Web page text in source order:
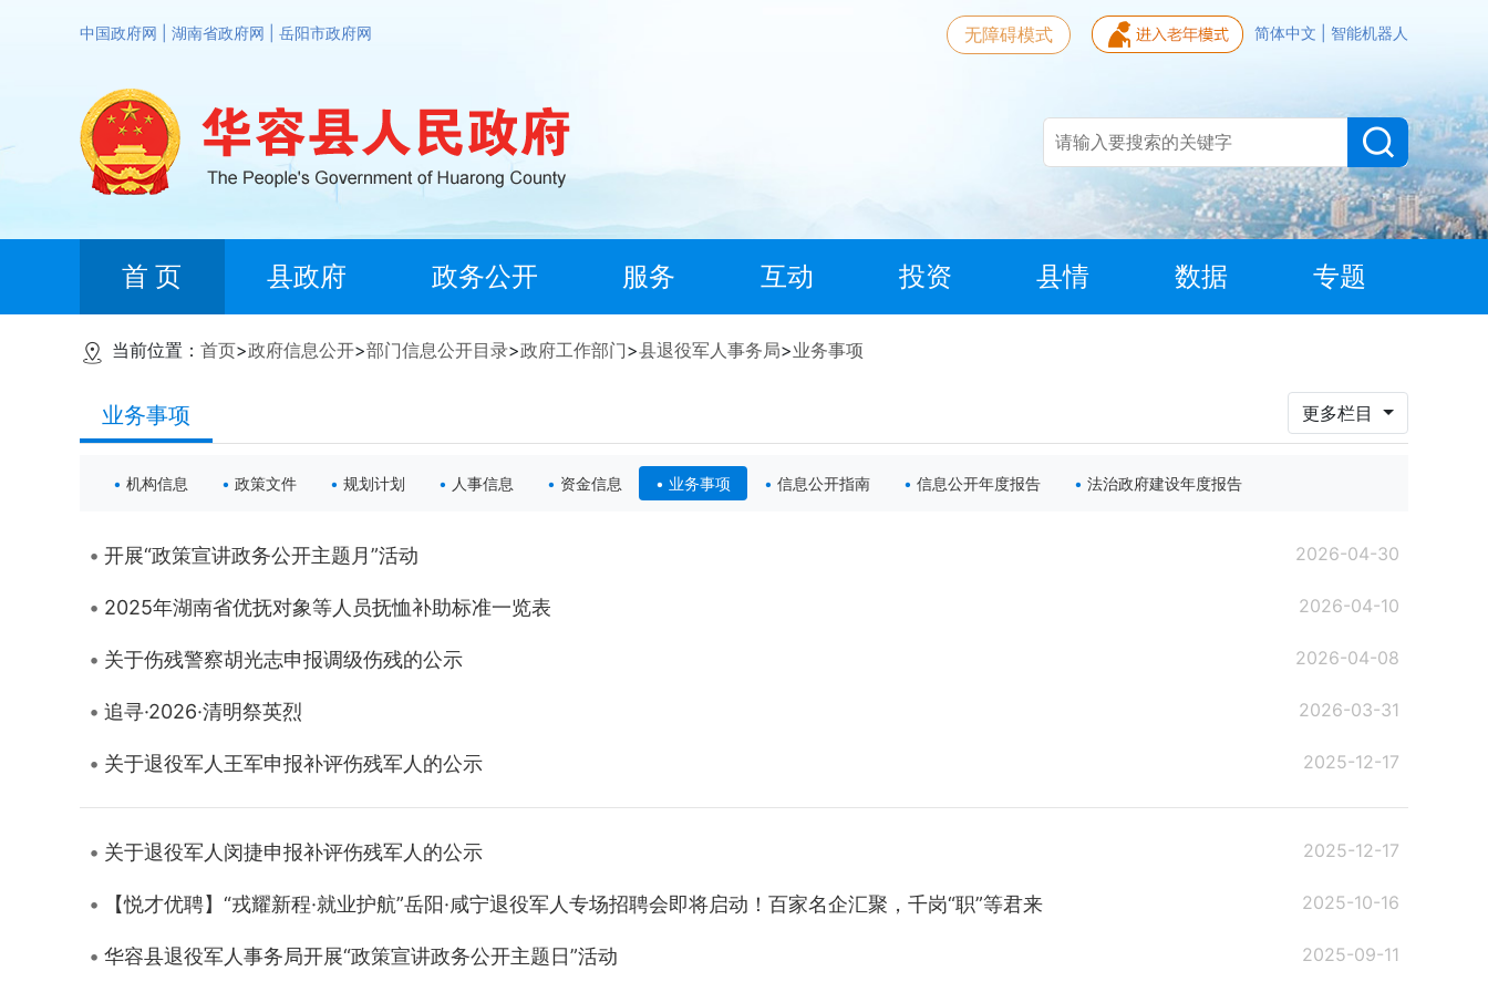
中国政府网 湖南省政府网 岳阳市政府网 简体中文 智能机器人
无障碍模式
首 页 县政府 政务公开 服务 互动 投资 县情 数据 专题
当前位置： 首页>政府信息公开>部门信息公开目录>政府工作部门>县退役军人事务局>业务事项
业务事项 更多栏目
机构信息 政策文件 规划计划 人事信息 资金信息 业务事项 信息公开指南 信息公开年度报告 法治政府建设年度报告
开展“政策宣讲政务公开主题月”活动 2026-04-30
2025年湖南省优抚对象等人员抚恤补助标准一览表 2026-04-10
关于伤残警察胡光志申报调级伤残的公示 2026-04-08
追寻·2026·清明祭英烈 2026-03-31
关于退役军人王军申报补评伤残军人的公示 2025-12-17
关于退役军人闵捷申报补评伤残军人的公示 2025-12-17
【悦才优聘】“戎耀新程·就业护航”岳阳·咸宁退役军人专场招聘会即将启动！百家名企汇聚，千岗“职”等君来 2025-10-16
华容县退役军人事务局开展“政策宣讲政务公开主题日”活动 2025-09-11